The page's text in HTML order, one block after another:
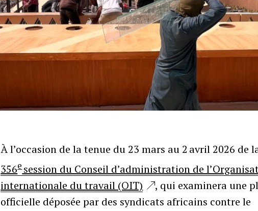
À l’occasion de la tenue du 23 mars au 2 avril 2026 de
356esession du Conseil d’administration de
internationale du travail (OIT)
, qui examinera une
officielle déposée par des syndicats africains contre le